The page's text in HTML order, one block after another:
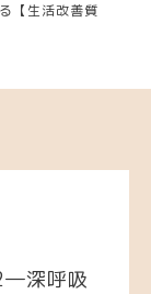
【生活改善質
深呼吸